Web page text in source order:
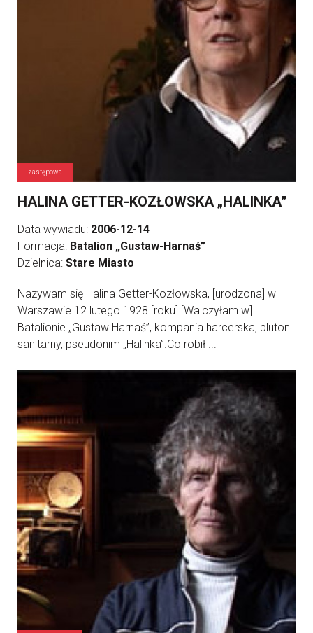
zastępowa
HALINA GETTER-KOZŁOWSKA „HALINKA”
Data wywiadu: 2006-12-14
Formacja: Batalion „Gustaw-Harnaś”
Dzielnica: Stare Miasto
Nazywam się Halina Getter-Kozłowska, [urodzona] w
Warszawie 12 lutego 1928 [roku].[Walczyłam w]
Batalionie „Gustaw Harnaś”, kompania harcerska, pluton
sanitarny, pseudonim „Halinka”.Co robił ...